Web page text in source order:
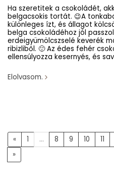
Ha szeretitek a csokoládét,
belgacsokis tortát. 😉A
különleges ízt, és állagot
belga csokoládéhoz jól
erdeigyümölcszselé keverék
ribizliből. 🙂 Az édes fehér
ellensúlyozza kesernyés, és
Elolvasom.
« 1 ... 8 9 10 11
»